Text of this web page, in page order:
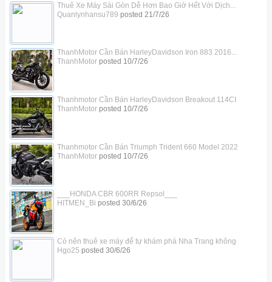
Thuê Xe Máy Sài Gòn Dễ Hơn Bao Giờ Hết Với Dịch...
Quanlynhansu789 posted 21/7/26
ThanhMotor Cần Bán HarleyDavidson Iron 883 2016...
ThanhMotorposted 10/7/26
Thanhmotor Cần Bán HarleyDavidson Breakout 114CI
ThanhMotorposted 10/7/26
Thanhmotor Cần Bán Triumph Trident 660 Model 2022
ThanhMotorposted 10/7/26
___HONDA CBR 600RR Repsol___
HITMEN_Bi posted 30/6/26
Có nên thuê xe máy để tự khám phá Nha Trang không
Hgo25 posted 30/6/26